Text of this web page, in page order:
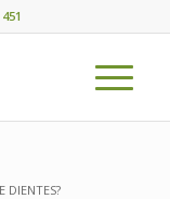
DIENTES?